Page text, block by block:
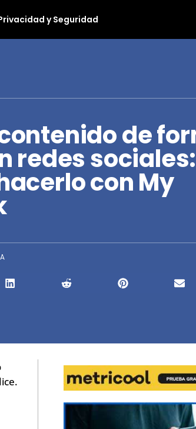
y Seguridad
de
redes sociales:
con My